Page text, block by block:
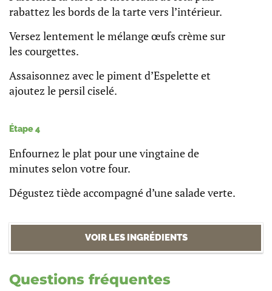
rabattez les bords de la tarte vers l’intérieur.
Versez lentement le mélange œufs crème sur
les courgettes.
Assaisonnez avec le piment d’Espelette et
ajoutez le persil ciselé.
Étape 4
Enfournez le plat pour une vingtaine de
minutes selon votre four.
Dégustez tiède accompagné d’une salade verte.
VOIR LES INGRÉDIENTS
Questions fréquentes